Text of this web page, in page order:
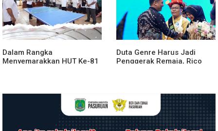
Dalam Rangka
Menyemarakkan HUT Ke-81
Duta Genre Harus Jadi
Penggerak Remaja, Rico